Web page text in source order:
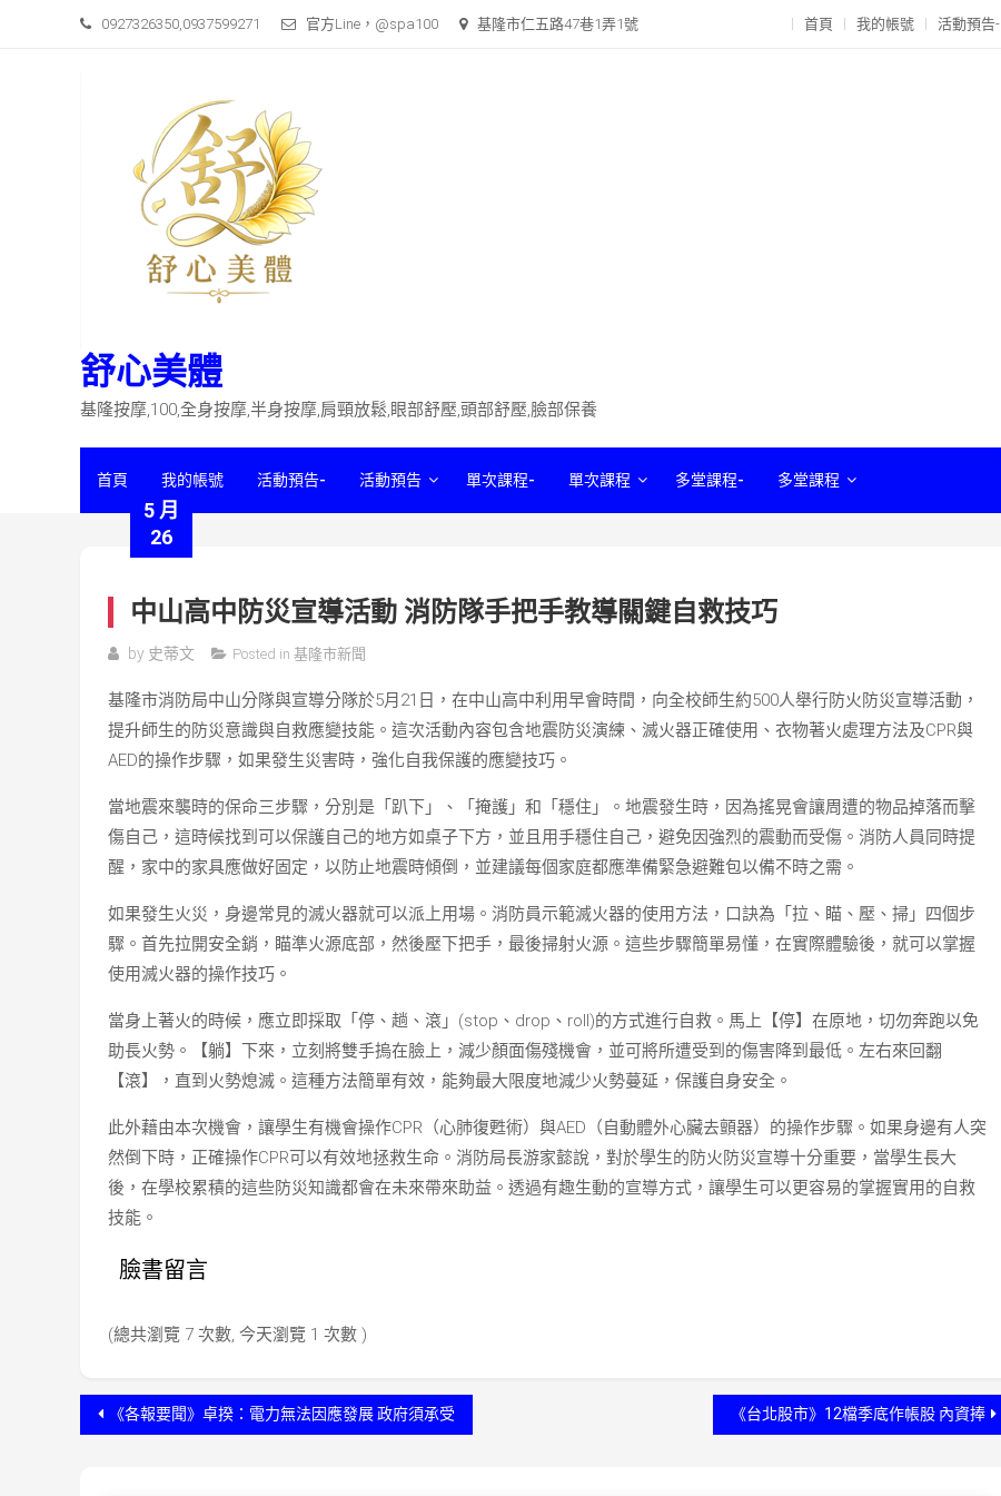
0927326350,0937599271 官方Line，@spa100 基隆市仁五路47巷1弄1號 首頁 我的帳號 活動預告-
舒心美體
基隆按摩,100,全身按摩,半身按摩,肩頸放鬆,眼部舒壓,頭部舒壓,臉部保養
首頁 我的帳號 活動預告- 活動預告 單次課程- 單次課程 多堂課程- 多堂課程
5 月
26
中山高中防災宣導活動 消防隊手把手教導關鍵自救技巧
by 史蒂文 Posted in 基隆市新聞
基隆市消防局中山分隊與宣導分隊於5月21日，在中山高中利用早會時間，向全校師生約500人舉行防火防災宣導活動，
提升師生的防災意識與自救應變技能。這次活動內容包含地震防災演練、滅火器正確使用、衣物著火處理方法及CPR與
AED的操作步驟，如果發生災害時，強化自我保護的應變技巧。
當地震來襲時的保命三步驟，分別是「趴下」、「掩護」和「穩住」。地震發生時，因為搖晃會讓周遭的物品掉落而擊
傷自己，這時候找到可以保護自己的地方如桌子下方，並且用手穩住自己，避免因強烈的震動而受傷。消防人員同時提
醒，家中的家具應做好固定，以防止地震時傾倒，並建議每個家庭都應準備緊急避難包以備不時之需。
如果發生火災，身邊常見的滅火器就可以派上用場。消防員示範滅火器的使用方法，口訣為「拉、瞄、壓、掃」四個步
驟。首先拉開安全銷，瞄準火源底部，然後壓下把手，最後掃射火源。這些步驟簡單易懂，在實際體驗後，就可以掌握
使用滅火器的操作技巧。
當身上著火的時候，應立即採取「停、趟、滾」(stop、drop、roll)的方式進行自救。馬上【停】在原地，切勿奔跑以免
助長火勢。【躺】下來，立刻將雙手摀在臉上，減少顏面傷殘機會，並可將所遭受到的傷害降到最低。左右來回翻
【滾】，直到火勢熄滅。這種方法簡單有效，能夠最大限度地減少火勢蔓延，保護自身安全。
此外藉由本次機會，讓學生有機會操作CPR（心肺復甦術）與AED（自動體外心臟去顫器）的操作步驟。如果身邊有人突
然倒下時，正確操作CPR可以有效地拯救生命。消防局長游家懿說，對於學生的防火防災宣導十分重要，當學生長大
後，在學校累積的這些防災知識都會在未來帶來助益。透過有趣生動的宣導方式，讓學生可以更容易的掌握實用的自救
技能。
臉書留言
(總共瀏覽 7 次數, 今天瀏覽 1 次數 )
文
《各報要聞》卓揆：電力無法因應發展 政府須承受 《台北股市》12檔季底作帳股 內資捧